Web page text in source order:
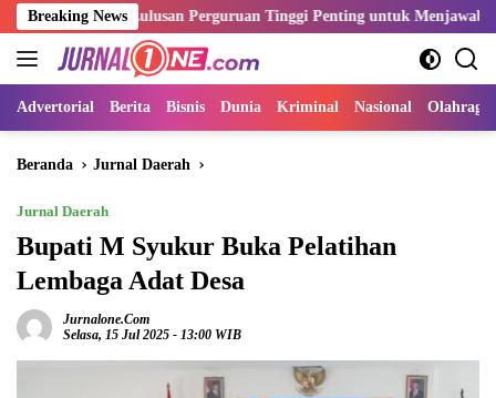
Langsung
ke
konten
Breaking News
Lulusan Perguruan Tinggi Penting untuk Menjawab Kebutuhan
Advertorial Berita Bisnis Dunia Kriminal Nasional Olahraga
Beranda Jurnal Daerah
Jurnal Daerah
Bupati M Syukur Buka Pelatihan
Lembaga Adat Desa
Jurnalone.com
Selasa, 15 Jul 2025 - 13:00 WIB